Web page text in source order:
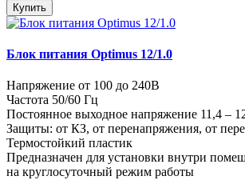
Купить
Блок питания Optimus 12/1.0
Напряжение от 100 до 240В
Частота 50/60 Гц
Постоянное выходное напряжение 11,4 –
Защиты: от КЗ, от перенапряжения, от
Термостойкий пластик
Предназначен для установки внутри
на круглосуточный режим работы